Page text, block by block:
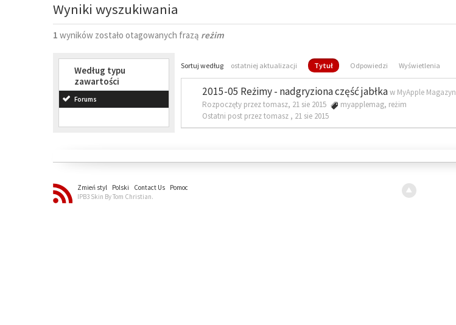
Wyniki wyszukiwania
1 wyników zostało otagowanych frazą reżim
Według typu
zawartości
Forums
Sortuj według ostatniej aktualizacji Tytuł Odpowiedzi Wyświetlenia
2015-05 Reżimy - nadgryziona część jabłkaw MyApple Magazyn
Rozpoczęty przez tomasz, 21 sie 2015
myapplemag, reżim
Ostatni post przez tomasz , 21 sie 2015
Zmień styl Polski Contact Us
Pomoc
IPB3 Skin By Tom Christian.